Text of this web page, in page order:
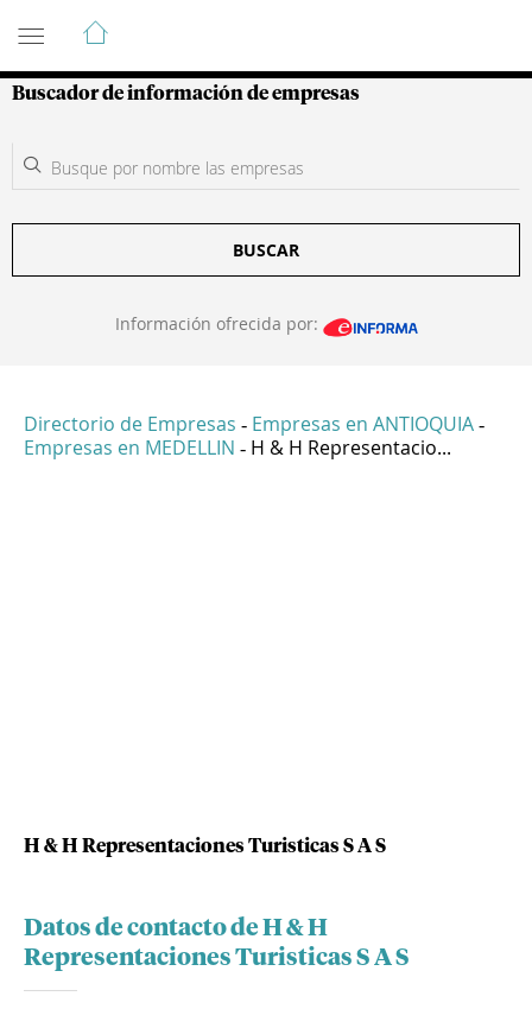
Guía de Empresas Colombianas
Buscador de información de empresas
BUSCAR
Información ofrecida por:
Directorio de Empresas - Empresas en ANTIOQUIA -
Empresas en MEDELLIN - H & H Representacio...
H & H Representaciones Turisticas S A S
Datos de contacto de H & H
Representaciones Turisticas S A S